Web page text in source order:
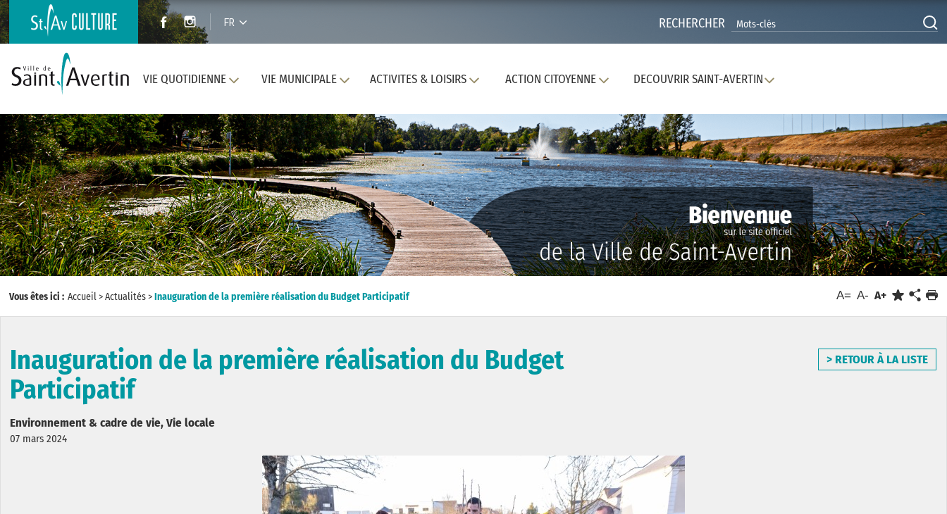
FR RECHERCHER
VIE QUOTIDIENNE VIE MUNICIPALE ACTIVITES & LOISIRS ACTION CITOYENNE DECOUVRIR SAINT-AVERTIN
Vous êtes ici : Accueil>Actualités>Inauguration de la première réalisation du Budget Participatif A= A- A+
Inauguration de la première réalisation du Budget
Participatif
> RETOUR À LA LISTE
Environnement & cadre de vie, Vie locale
07 mars 2024